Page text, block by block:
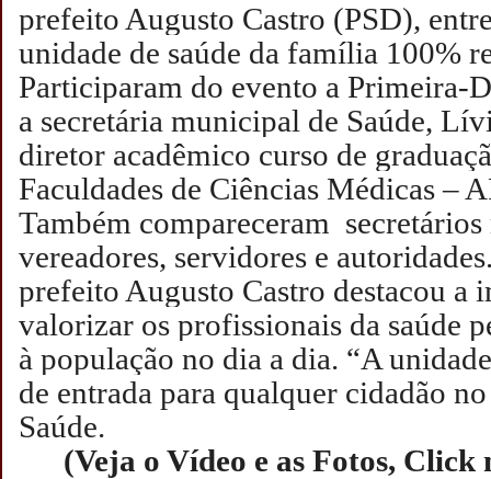
prefeito Augusto Castro (PSD),
unidade de saúde da família 100%
Participaram do evento a Primeira-
a secretária municipal de Saúde,
diretor acadêmico curso de
Faculdades de Ciências Médicas –
Também compareceram
vereadores, servidores e
prefeito Augusto Castro destacou a
valorizar os profissionais da saúde
à população no dia a dia. “A
de entrada para qualquer cidadão
Saúde.
(Veja o Vídeo e as Fotos, Click